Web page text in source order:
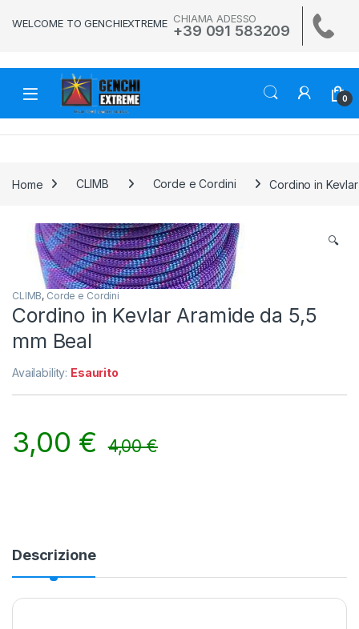
WELCOME TO GENCHIEXTREME CHIAMA ADESSO
+39 091 583209
0
Home CLIMB Corde e Cordini Cordino in
🔍
CLIMB, Corde e Cordini
Cordino in Kevlar Aramide da 5,5
mm Beal
Availability: Esaurito
3,00 € 4,00€
Descrizione